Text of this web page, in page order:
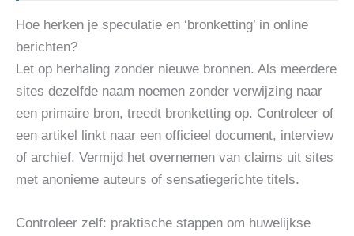
Hoe herken je speculatie en ‘bronketting’ in online
berichten?
Let op herhaling zonder nieuwe bronnen. Als meerdere
sites dezelfde naam noemen zonder verwijzing naar
een primaire bron, treedt bronketting op. Controleer of
een artikel linkt naar een officieel document, interview
of archief. Vermijd het overnemen van claims uit sites
met anonieme auteurs of sensatiegerichte titels.
Controleer zelf: praktische stappen om huwelijkse